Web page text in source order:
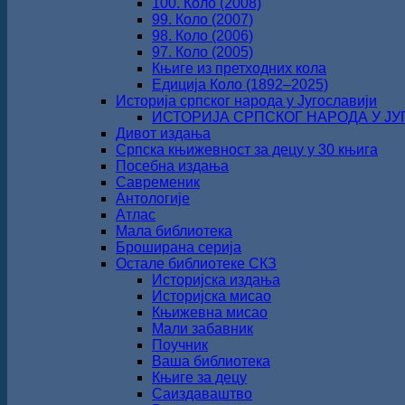
100. Коло (2008)
99. Коло (2007)
98. Коло (2006)
97. Коло (2005)
Књиге из претходних кола
Едиција Коло (1892‒2025)
Историја српског народа у Југославији
ИСТОРИЈА СРПСКОГ НАРОДА У
Дивот издања
Српска књижевност за децу у 30 књига
Посебна издања
Савременик
Антологије
Атлас
Мала библиотека
Броширана серија
Остале библиотеке СКЗ
Историјска издања
Историјска мисао
Књижевна мисао
Мали забавник
Поучник
Ваша библиотека
Књиге за децу
Саиздаваштво